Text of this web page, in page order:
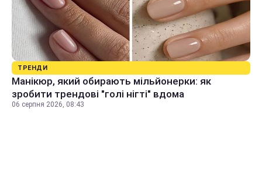
ТРЕНДИ
Манікюр, який обирають мільйонерки: як
зробити трендові "голі нігті" вдома
06 серпня 2026, 08:43